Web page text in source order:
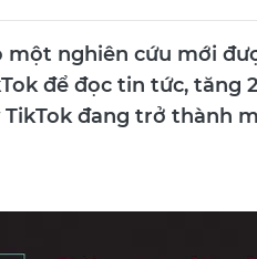
một nghiên cứu mới
để đọc tin tức, tăng
TikTok đang trở thành